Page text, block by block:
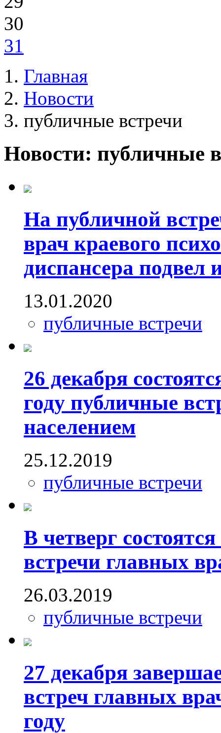
30
31
Главная
Новости
публичные встречи
Новости: публичные
На публичной
врач краевого
диспансера подвел
13.01.2020
публичные встречи
26 декабря
году публичные
населением
25.12.2019
публичные встречи
В четверг
встречи главных
26.03.2019
публичные встречи
27 декабря
встреч главных
году